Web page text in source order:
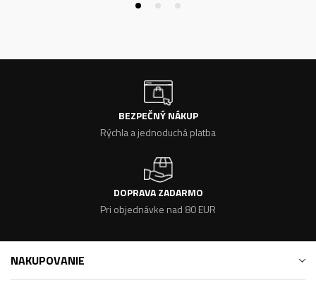
BEZPEČNÝ NÁKUP
Rýchla a jednoduchá platba
DOPRAVA ZADARMO
Pri objednávke nad 80 EUR
NAKUPOVANIE